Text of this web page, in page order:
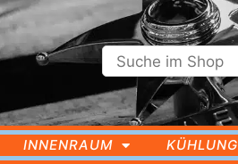
INNENRAUM KÜHLUNG